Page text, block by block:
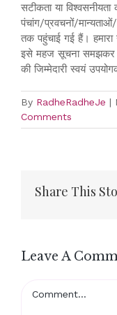
सटीकता या विश्वसनीयता
पंचांग/प्रवचनों/
तक पहुंचाई गई हैं। हमारा
इसे महज सूचना समझकर
की जिम्मेदारी स्वयं
By RadheRadheJe |
Comments
Share This
Leave A